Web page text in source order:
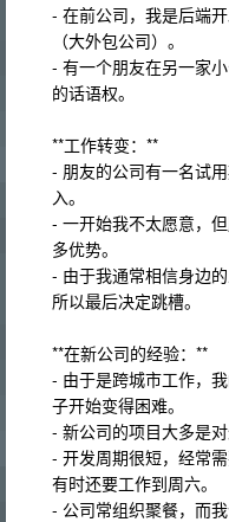
- 在前公司，我是后端
（大外包公司）。
- 有一个朋友在另一家
的话语权。
**工作转变：**
- 朋友的公司有一名试
入。
- 一开始我不太愿意，
多优势。
- 由于我通常相信身边
所以最后决定跳槽。
**在新公司的经验：**
- 由于是跨城市工作，
子开始变得困难。
- 新公司的项目大多是
- 开发周期很短，经常
有时还要工作到周六。
- 公司常组织聚餐，而我